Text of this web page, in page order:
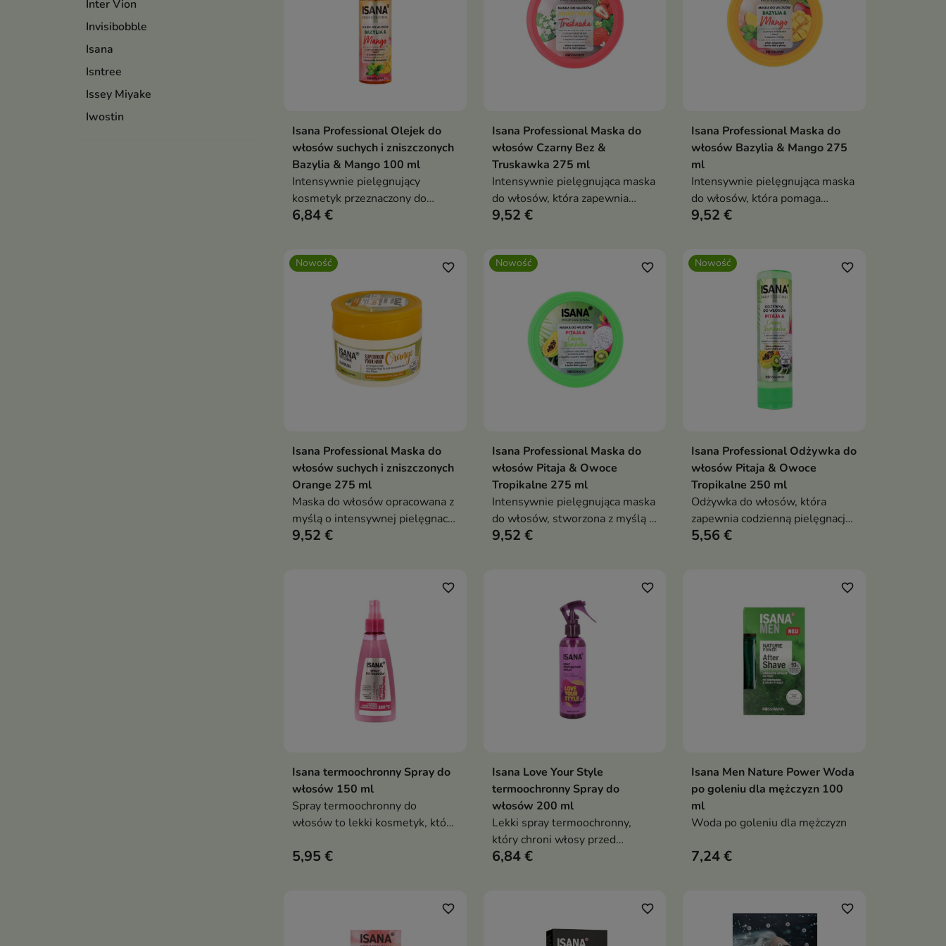
Inter Vion
Invisibobble
Isana
Isntree
Issey Miyake
Iwostin
Dodaj do koszyka
Isana Professional Olejek do
włosów suchych i zniszczonych
Bazylia & Mango 100 ml
Intensywnie pielęgnujący
kosmetyk przeznaczony do
włosów suchych, osłabionych i
6,84 €
Dodaj do koszyka
Isana Professional Maska do
włosów Czarny Bez &
Truskawka 275 ml
Intensywnie pielęgnująca maska
do włosów, która zapewnia
pasmom odpowiednią dawkę
9,52 €
Dodaj do koszyka
Isana Professional Maska do
włosów Bazylia & Mango 275
ml
Intensywnie pielęgnująca maska
do włosów, która pomaga
przywrócić pasmom miękkość,
9,52 €
Nowość
Dodaj do koszyka
favorite_border
Isana Professional Maska do
włosów suchych i zniszczonych
Orange 275 ml
Maska do włosów opracowana z
myślą o intensywnej pielęgnacji
włosów suchych, zniszczonych i
9,52 €
Nowość
Dodaj do koszyka
favorite_border
Isana Professional Maska do
włosów Pitaja & Owoce
Tropikalne 275 ml
Intensywnie pielęgnująca maska
do włosów, stworzona z myślą o
włosach suchych, matowych i
9,52 €
Nowość
Dodaj do koszyka
favorite_border
Isana Professional Odżywka do
włosów Pitaja & Owoce
Tropikalne 250 ml
Odżywka do włosów, która
zapewnia codzienną pielęgnację
włosów potrzebujących
5,56 €
Dodaj do koszyka
favorite_border
Isana termoochronny Spray do
włosów 150 ml
Spray termoochronny do
włosów to lekki kosmetyk, który
przed wysoką temperaturą
5,95 €
 Dodaj do koszyka
favorite_border
Isana Love Your Style
termoochronny Spray do
włosów 200 ml
Lekki spray termoochronny,
który chroni włosy przed
temperaturą do 220°C,
przed suszeniem, prostowaniem
6,84 €
Dodaj do koszyka
favorite_border
Isana Men Nature Power Woda
po goleniu dla mężczyzn 100
ml
Woda po goleniu dla mężczyzn
7,24 €
favorite_border favorite_border favorite_border